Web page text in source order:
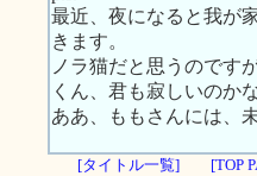
最近、夜になると我が
きます。
ノラ猫だと思うのです
くん、君も寂しいのかな
ああ、ももさんには、
[タイトル一覧] [TOP